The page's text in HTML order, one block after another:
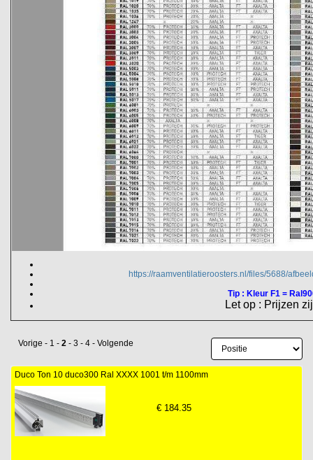
https://raamventilatieroosters.nl/files/5688/
Tip : Kleur F1 =
Let op : Prijzen
Vorige - 1 - 2 - 3 - 4 - Volgende
Duco Ton 10 duco300 Ral XXXX 1001 t/m 1100mm
€ 184.35